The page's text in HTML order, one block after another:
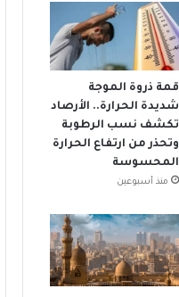
قمة ذروة الموجة
شديدة الحرارة.. الأرصاد
تكشف نسب الرطوبة
وتحذر من ارتفاع الحرارة
المحسوسة
منذ أسبوعين